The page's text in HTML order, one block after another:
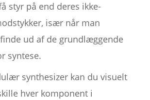
styr på end deres ikke-
især når man
ud af de grundlæggende
syntese.
synthesizer kan du visuelt
hver komponent i